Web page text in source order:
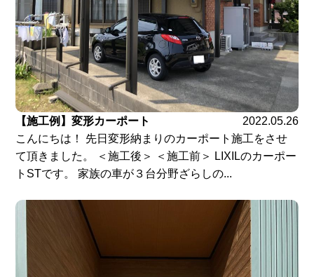
【施工例】変形カーポート
2022.05.26
こんにちは！ 先日変形納まりのカーポート施工をさせ
て頂きました。 ＜施工後＞ ＜施工前＞ LIXILのカーポー
トSTです。 家族の車が３台分野ざらしの...